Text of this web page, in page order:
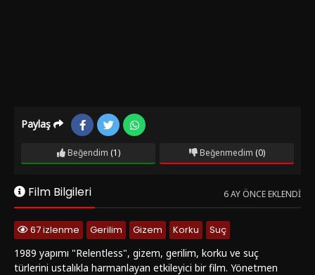
Paylaş
Beğendim (1) Beğenmedim (0)
Film Bilgileri 6 AY ÖNCE EKLENDI
67 izlenme Gerilim Gizem Korku
Suç
1989 yapımı "Relentless", gizem, gerilim, korku ve suç
türlerini ustalıkla harmanlayan etkileyici bir film. Yönetmen